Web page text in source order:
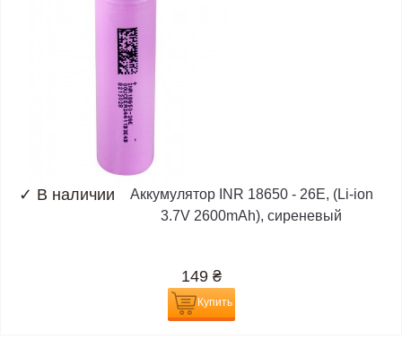
✓ В наличии
Аккумулятор INR 18650 - 26E, (Li-ion
3.7V 2600mAh), сиреневый
149 ₴
Купить